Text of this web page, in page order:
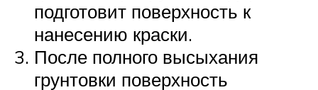
подготовит поверхность к
нанесению краски.
После полного высыхания
грунтовки поверхность